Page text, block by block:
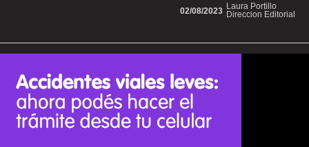
Laura Portillo
Direccion Editorial
02/08/2023